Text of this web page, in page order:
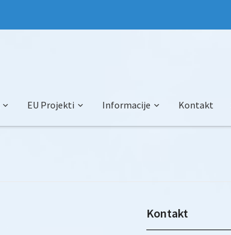
EU Projekti Informacije Kontakt
Kontakt